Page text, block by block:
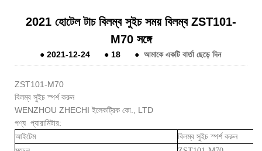
2021 হোটেল টাচ বিলম্ব সুইচ সময় বিলম্ব ZST101-
M70 সঙ্গে
●2021-12-24 ●18 ● আমাকে একটি বার্তা ছেড়ে দিন
ZST101-M70
বিলম্ব সুইচ স্পর্শ করুন
WENZHOU ZHECHI ইলেকট্রিক কো., LTD
পণ্য প্যারামিটার:
আইটেম
বিলম্ব সুইচ স্পর্শ করুন